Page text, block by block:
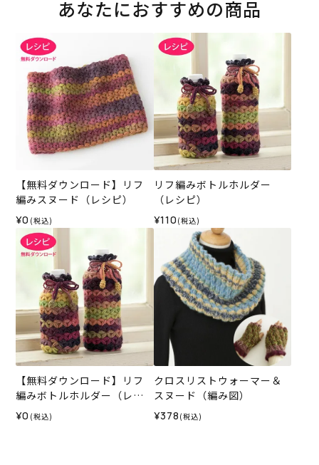
あなたにおすすめの商品
【無料ダウンロード】リフ
編みスヌード（レシピ）
¥0 (税込)
リフ編みボトルホルダー
（レシピ）
¥110 (税込)
【無料ダウンロード】リフ
編みボトルホルダー（レシ
ピ）
¥0 (税込)
クロスリストウォーマー＆
スヌード（編み図）
¥378 (税込)